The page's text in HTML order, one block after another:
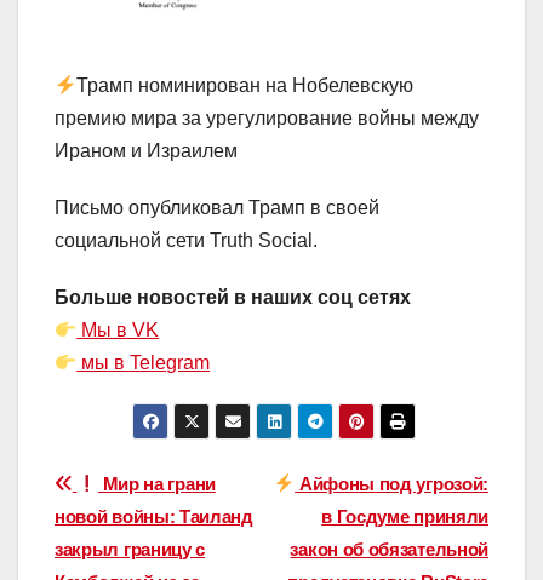
Трамп номинирован на Нобелевскую
премию мира за урегулирование войны между
Ираном и Израилем
Письмо опубликовал Трамп в своей
социальной сети Truth Social.
Больше новостей в наших соц сетях
Мы в VK
мы в Telegram
Навигация
по
Айфоны под угрозой:
в Госдуме приняли
закон об обязательной
Мир на грани
новой войны: Таиланд
закрыл границу с